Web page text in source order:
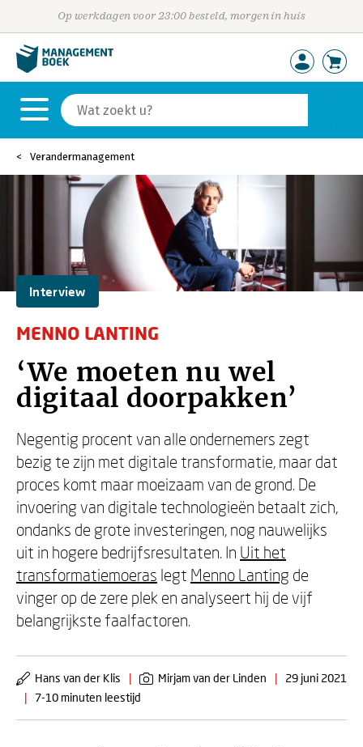
Op werkdagen voor 23:00 besteld, morgen in huis
Verandermanagement
Interview
MENNO LANTING
‘We moeten nu wel
digitaal doorpakken’
Negentig procent van alle ondernemers zegt
bezig te zijn met digitale transformatie, maar dat
proces komt maar moeizaam van de grond. De
invoering van digitale technologieën betaalt zich,
ondanks de grote investeringen, nog nauwelijks
uit in hogere bedrijfsresultaten. In Uit het
transformatiemoeras legt Menno Lanting de
vinger op de zere plek en analyseert hij de vijf
belangrijkste faalfactoren.
Hans van der Klis | Mirjam van der Linden |
29 juni 2021
|
7-10 minuten leestijd